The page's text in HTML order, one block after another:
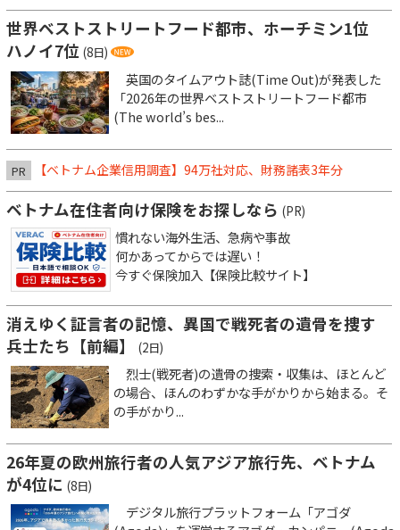
世界ベストストリートフード都市、ホーチミン1位
ハノイ7位 (8日)
英国のタイムアウト誌(Time Out)が発表した
「2026年の世界ベストストリートフード都市
(The world’s bes...
PR 【ベトナム企業信用調査】94万社対応、財務諸表3年分
ベトナム在住者向け保険をお探しなら (PR)
慣れない海外生活、急病や事故
何かあってからでは遅い！
今すぐ保険加入【保険比較サイト】
消えゆく証言者の記憶、異国で戦死者の遺骨を捜す
兵士たち【前編】
(2日)
烈士(戦死者)の遺骨の捜索・収集は、ほとんど
の場合、ほんのわずかな手がかりから始まる。そ
の手がかり...
26年夏の欧州旅行者の人気アジア旅行先、ベトナム
が4位に (8日)
デジタル旅行プラットフォーム「アゴダ